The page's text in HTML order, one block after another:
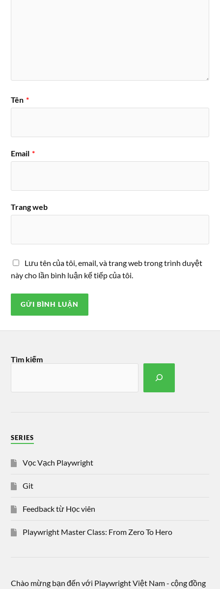
Tên *
Email *
Trang web
Lưu tên của tôi, email, và trang web trong trình duyệt
này cho lần bình luận kế tiếp của tôi.
Tìm kiếm
SERIES
Vọc Vạch Playwright
Git
Feedback từ Học viên
Playwright Master Class: From Zero To Hero
Chào mừng bạn đến với Playwright Việt Nam - cộng đồng